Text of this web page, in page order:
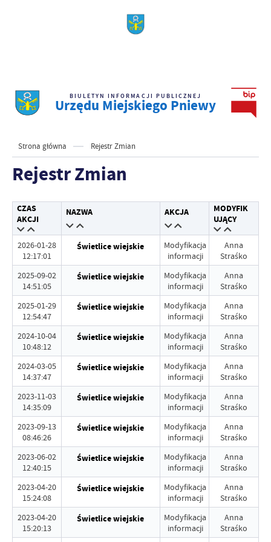
BIULETYN INFORMACJI PUBLICZNEJ
Urzędu Miejskiego Pniewy
Strona główna Rejestr Zmian
Rejestr Zmian
CZAS
AKCJI
NAZWA AKCJA
MODYFIK
UJĄCY
2026-01-28
12:17:01
Świetlice wiejskie
Modyfikacja
informacji
Anna
Straśko
2025-09-02
14:51:05
Świetlice wiejskie
Modyfikacja
informacji
Anna
Straśko
2025-01-29
12:54:47
Świetlice wiejskie
Modyfikacja
informacji
Anna
Straśko
2024-10-04
10:48:12
Świetlice wiejskie
Modyfikacja
informacji
Anna
Straśko
2024-03-05
14:37:47
Świetlice wiejskie
Modyfikacja
informacji
Anna
Straśko
2023-11-03
14:35:09
Świetlice wiejskie
Modyfikacja
informacji
Anna
Straśko
2023-09-13
08:46:26
Świetlice wiejskie
Modyfikacja
informacji
Anna
Straśko
2023-06-02
12:40:15
Świetlice wiejskie
Modyfikacja
informacji
Anna
Straśko
2023-04-20
15:24:08
Świetlice wiejskie
Modyfikacja
informacji
Anna
Straśko
2023-04-20
15:20:13
Świetlice wiejskie
Modyfikacja
informacji
Anna
Straśko